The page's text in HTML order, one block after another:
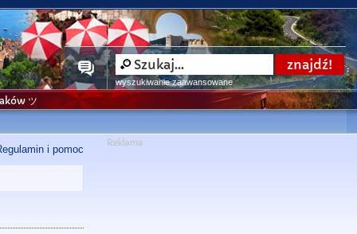
wyszukiwanie zaawansowane
ツ
i pomoc